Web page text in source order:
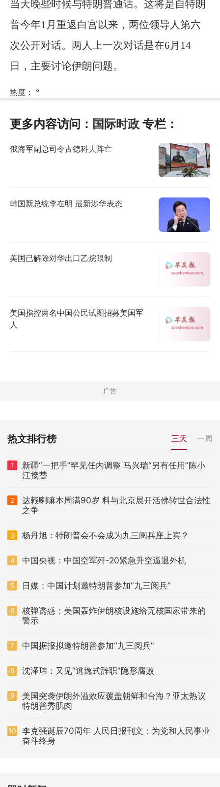
当天晚些时候与特朗普通话。这将是自特朗
普今年1月重返白宫以来，两位领导人第六
次公开对话。两人上一次对话是在6月14
日，主要讨论伊朗问题。
热度： °
更多内容访问： 国际时政 专栏：
俄海军副总司令古德科夫阵亡
韩国新总统李在明 最新涉华表态
美国已解除对华出口乙烷限制
美国指控两名中国公民试图招募美国军
人
热文排行榜 三天 一周
1
新疆“一把手”罕见任内调整 马兴瑞“另有任用”陈小
江接替
2
达赖喇嘛本周满90岁 料与北京展开活佛转世合法性
之争
3 杨丹旭：特朗普会不会成为九三阅兵座上宾？
4 中国央视：中国空军歼-20紧急升空逼退外机
5 日媒：中国计划邀特朗普参加“九三阅兵”
6
核弹诱惑：美国轰炸伊朗核设施给无核国家带来的
警示
7 中国据报拟邀特朗普参加“九三阅兵”
8 沈泽玮：又见“逃逸式辞职”隐形腐败
9
美国突袭伊朗外溢效应覆盖朝鲜和台海？亚太热议
特朗普秀肌肉
10
李克强诞辰70周年 人民日报刊文：为党和人民事业
奋斗终身